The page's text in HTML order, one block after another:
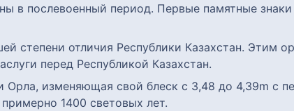
в послевоенный период. Первые памятные
степени отличия Республики Казахстан. Этим
перед Республикой Казахстан.
изменяющая свой блеск с 3,48 до 4,39m с
1400 световых лет.